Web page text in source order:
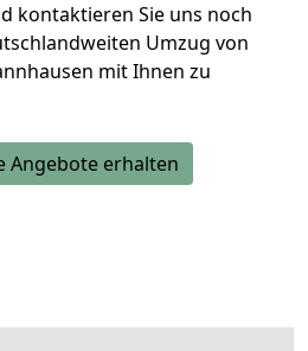
kontaktieren Sie uns noch
Umzug von
mit Ihnen zu
Angebote erhalten